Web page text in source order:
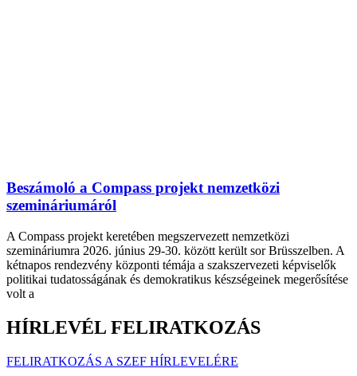
Beszámoló a Compass projekt nemzetközi
szemináriumáról
A Compass projekt keretében megszervezett nemzetközi
szemináriumra 2026. június 29-30. között került sor Brüsszelben. A
kétnapos rendezvény központi témája a szakszervezeti képviselők
politikai tudatosságának és demokratikus készségeinek megerősítése
volt a
HÍRLEVÉL FELIRATKOZÁS
FELIRATKOZÁS A SZEF HÍRLEVELÉRE